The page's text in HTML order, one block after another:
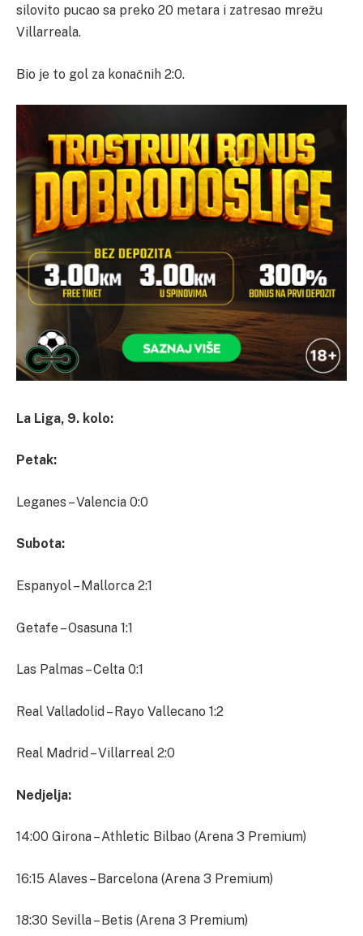
silovito pucao sa preko 20 metara i zatresao mrežu
Villarreala.
Bio je to gol za konačnih 2:0.
La Liga, 9. kolo:
Petak:
Leganes – Valencia 0:0
Subota:
Espanyol – Mallorca 2:1
Getafe – Osasuna 1:1
Las Palmas – Celta 0:1
Real Valladolid – Rayo Vallecano 1:2
Real Madrid – Villarreal 2:0
Nedjelja:
14:00 Girona – Athletic Bilbao (Arena 3 Premium)
16:15 Alaves – Barcelona (Arena 3 Premium)
18:30 Sevilla – Betis (Arena 3 Premium)